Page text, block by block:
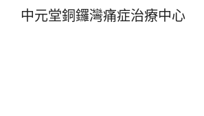
中元堂銅鑼灣痛症治療中心